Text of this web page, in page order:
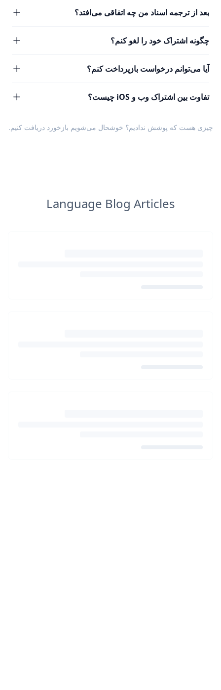
بعد از ترجمه اسناد من چه اتفاقی می‌افتد؟
چگونه اشتراک خود را لغو کنم؟
آیا می‌توانم درخواست بازپرداخت کنم؟
تفاوت بین اشتراک وب و iOS چیست؟
چیزی هست که پوشش ندادیم؟ خوشحال می‌شویم بازخورد دریافت کنیم.
Language Blog Articles